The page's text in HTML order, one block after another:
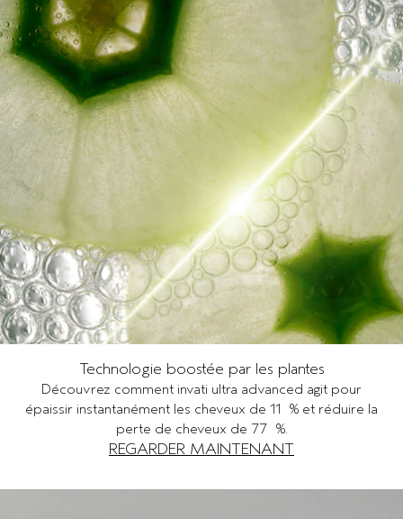
Technologie boostée par les plantes
Découvrez comment invati ultra advanced agit pour
épaissir instantanément les cheveux de 11 % et réduire la
perte de cheveux de 77 %.
REGARDER MAINTENANT